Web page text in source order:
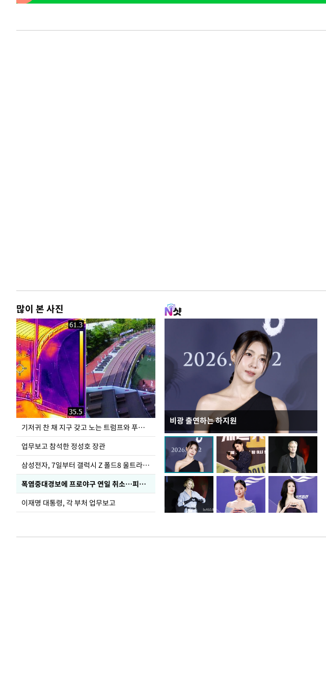
많이 본 사진
기저귀 찬 채 지구 갖고 노는 트럼프와 푸틴 형상 미로
업무보고 참석한 정성호 장관
삼성전자, 7일부터 갤럭시 Z 폴드8 울트라·폴드8·플립8 출시
폭염중대경보에 프로야구 연일 취소…피칭 연습장 '52도'
이재명 대통령, 각 부처 업무보고
비광 출연하는 하지원
송영길·정청래·김민석, 전당대회 앞두고 두 번째
TV 토론